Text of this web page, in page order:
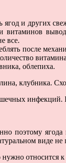
и других
все.
после
облепиха.
клубника.
инфекций.
поэтому
виде не
относится